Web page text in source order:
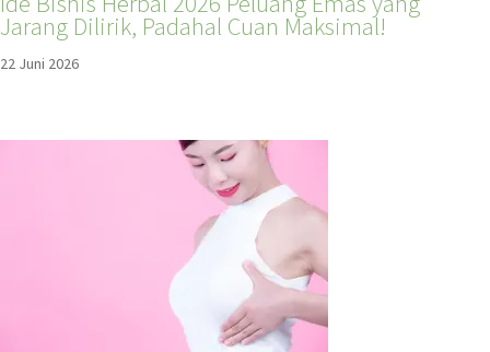
Jarang Dilirik, Padahal Cuan Maksimal!
22 Juni 2026